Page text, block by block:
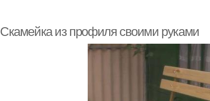
Металлические
скамейки
Скамейка из профиля своими руками